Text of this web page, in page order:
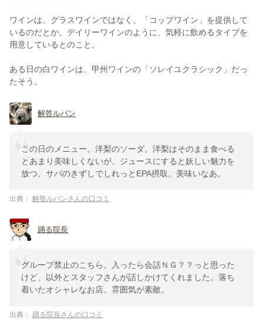
ワインは、グラスワインではなく、「コップワイン」を提供して
いるのだとか。デイリーワインのように、気軽に飲めるタイプを
用意しているとのこと。
ある日の白ワインは、甲州ワインの「ソレイユクラシック」だっ
たそう。
解答ルパン
この日のメニュー。洋梨のソーダ。洋梨はそのまま食べる
とあまり美味しくないが、ジュースにすると妖しい魅力を
放つ。サバのきずしでしれっとEPA摂取。美味いなあ。
出典： 解答ルパンさんの口コミ
踊る院長
グループ禁止のこちら。入ったら会話ＮＧ？？っと思った
けど、以外とスタッフさんが話しかけてくれました。落ち
着いたオシャレなお店。雰囲気が素敵。
出典： 踊る院長さんの口コミ